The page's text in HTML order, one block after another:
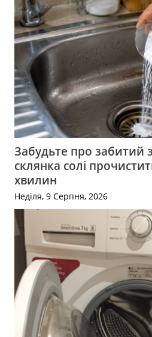
Забудьте про забитий
склянка солі
хвилин
Неділя, 9 Серпня, 2026